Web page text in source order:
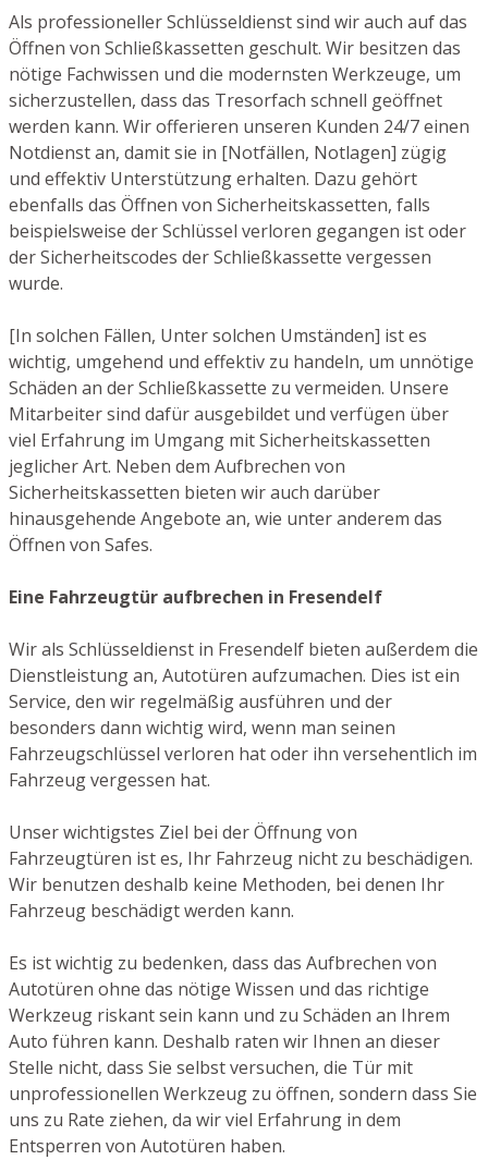
Als professioneller Schlüsseldienst sind wir auch auf das
Öffnen von Schließkassetten geschult. Wir besitzen das
nötige Fachwissen und die modernsten Werkzeuge, um
sicherzustellen, dass das Tresorfach schnell geöffnet
werden kann. Wir offerieren unseren Kunden 24/7 einen
Notdienst an, damit sie in [Notfällen, Notlagen] zügig
und effektiv Unterstützung erhalten. Dazu gehört
ebenfalls das Öffnen von Sicherheitskassetten, falls
beispielsweise der Schlüssel verloren gegangen ist oder
der Sicherheitscodes der Schließkassette vergessen
wurde.
[In solchen Fällen, Unter solchen Umständen] ist es
wichtig, umgehend und effektiv zu handeln, um unnötige
Schäden an der Schließkassette zu vermeiden. Unsere
Mitarbeiter sind dafür ausgebildet und verfügen über
viel Erfahrung im Umgang mit Sicherheitskassetten
jeglicher Art. Neben dem Aufbrechen von
Sicherheitskassetten bieten wir auch darüber
hinausgehende Angebote an, wie unter anderem das
Öffnen von Safes.
Eine Fahrzeugtür aufbrechen in Fresendelf
Wir als Schlüsseldienst in Fresendelf bieten außerdem die
Dienstleistung an, Autotüren aufzumachen. Dies ist ein
Service, den wir regelmäßig ausführen und der
besonders dann wichtig wird, wenn man seinen
Fahrzeugschlüssel verloren hat oder ihn versehentlich im
Fahrzeug vergessen hat.
Unser wichtigstes Ziel bei der Öffnung von
Fahrzeugtüren ist es, Ihr Fahrzeug nicht zu beschädigen.
Wir benutzen deshalb keine Methoden, bei denen Ihr
Fahrzeug beschädigt werden kann.
Es ist wichtig zu bedenken, dass das Aufbrechen von
Autotüren ohne das nötige Wissen und das richtige
Werkzeug riskant sein kann und zu Schäden an Ihrem
Auto führen kann. Deshalb raten wir Ihnen an dieser
Stelle nicht, dass Sie selbst versuchen, die Tür mit
unprofessionellen Werkzeug zu öffnen, sondern dass Sie
uns zu Rate ziehen, da wir viel Erfahrung in dem
Entsperren von Autotüren haben.